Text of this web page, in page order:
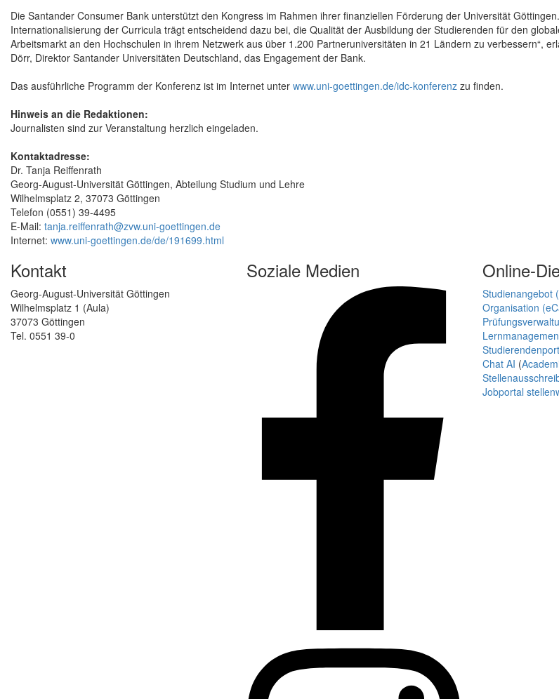
Die Santander Consumer Bank unterstützt den Kongress im Rahmen ihrer finanziellen Förderung der Universität
Internationalisierung der Curricula trägt entscheidend dazu bei, die Qualität der Ausbildung der Studierenden für den
Arbeitsmarkt an den Hochschulen in ihrem Netzwerk aus über 1.200 Partneruniversitäten in 21 Ländern zu verbessern“,
Dörr, Direktor Santander Universitäten Deutschland, das Engagement der Bank.
Das ausführliche Programm der Konferenz ist im Internet unter www.uni-goettingen.de/idc-konferenz zu finden.
Hinweis an die Redaktionen:
Journalisten sind zur Veranstaltung herzlich eingeladen.
Kontaktadresse:
Dr. Tanja Reiffenrath
Georg-August-Universität Göttingen, Abteilung Studium und Lehre
Wilhelmsplatz 2, 37073 Göttingen
Telefon (0551) 39-4495
E-Mail: tanja.reiffenrath@zvw.uni-goettingen.de
Internet: www.uni-goettingen.de/de/191699.html
Kontakt
Georg-August-Universität Göttingen
Wilhelmsplatz 1 (Aula)
37073 Göttingen
Tel. 0551 39-0
Soziale Medien Online-
Studienangebot
Organisation
Chat AI (
Jobportal